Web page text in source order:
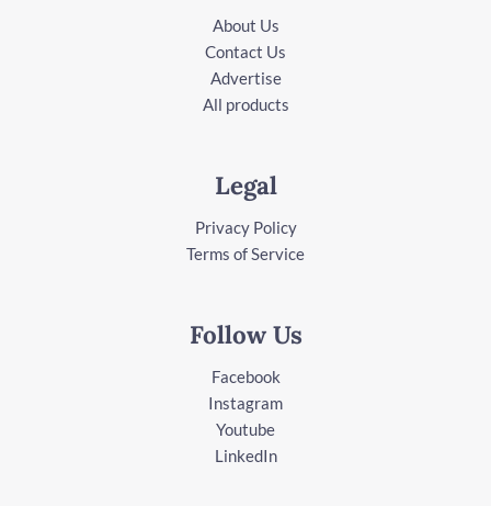
About Us
Contact Us
Advertise
All products
Legal
Privacy Policy
Terms of Service
Follow Us
Facebook
Instagram
Youtube
LinkedIn